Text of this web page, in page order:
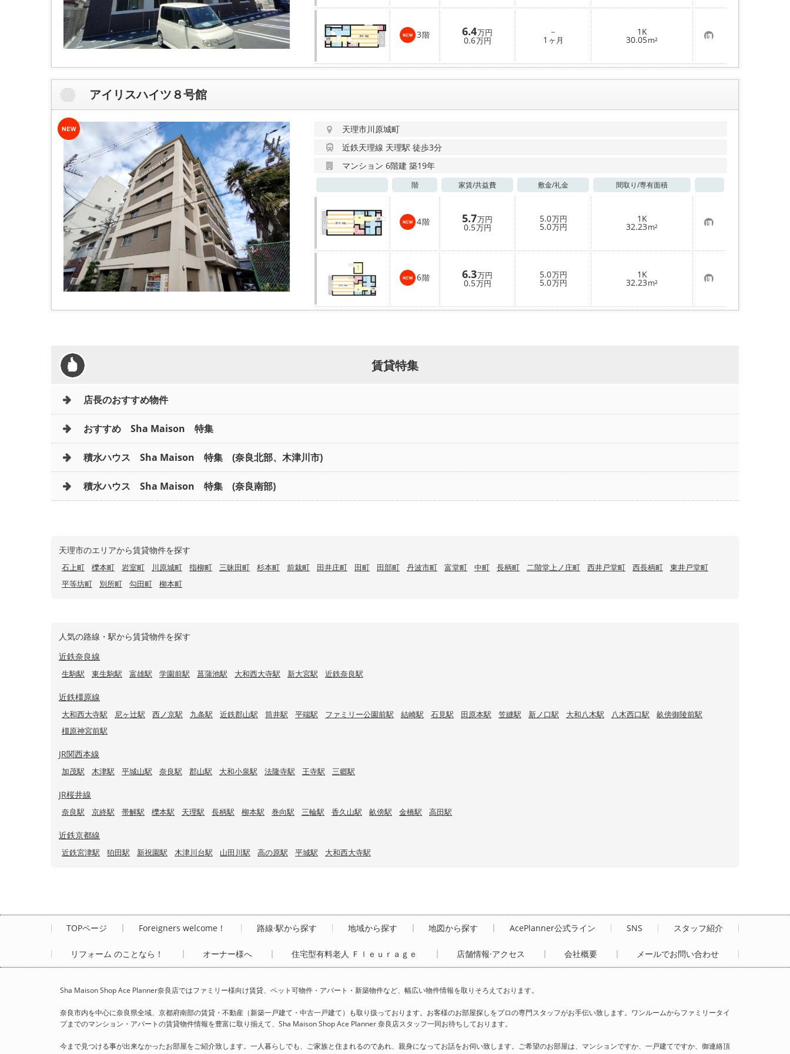
入
り
登
録
3階 6.4万円
0.6万円
－
1 ヶ月
1K
30.05m² お
気
に
入
登
アイリスハイツ８号館
天理市川原城町
近鉄天理線 天理駅 徒歩3分
マンション 6階建 築19年
階 家賃/共益費 敷金/礼金 間取り/専有面積
4階 5.7万円
0.5万円
5.0万円
5.0万円
1K
32.23m² お
気
に
入
り
登
録
6階 6.3万円
0.5万円
5.0万円
5.0万円
1K
32.23m² お
気
に
入
賃貸特集
店長のおすすめ物件
おすすめ Sha Maison 特集
積水ハウス Sha Maison 特集 (奈良北部、木津川市)
積水ハウス Sha Maison 特集 (奈良南部)
天理市のエリアから賃貸物件を探す
石上町 櫟本町 岩室町 川原城町 指柳町 三昧田町 杉本町 前栽町 田井庄町 田町 田部町 丹波市町 富堂町 中町 長柄町 二階堂上ノ庄町 西井戸堂町 西長柄町
東井戸堂町
平等坊町
別所町 勾田町 柳本町
人気の路線・駅から賃貸物件を探す
近鉄奈良線
生駒駅 東生駒駅 富雄駅 学園前駅 菖蒲池駅 大和西大寺駅 新大宮駅 近鉄奈良駅
近鉄橿原線
大和西大寺駅 尼ヶ辻駅 西ノ京駅 九条駅 近鉄郡山駅 筒井駅 平端駅 ファミリー公園前駅 結崎駅 石見駅 田原本駅 笠縫駅 新ノ口駅 大和八木駅 八木西口駅
畝傍御陵前駅
橿原神宮前駅
JR関西本線
加茂駅 木津駅 平城山駅 奈良駅 郡山駅 大和小泉駅 法隆寺駅 王寺駅 三郷駅
JR桜井線
奈良駅 京終駅 帯解駅 櫟本駅 天理駅 長柄駅 柳本駅 巻向駅 三輪駅 香久山駅 畝傍駅 金橋駅 高田駅
近鉄京都線
近鉄宮津駅 狛田駅 新祝園駅 木津川台駅 山田川駅 高の原駅 平城駅 大和西大寺駅
TOPページ Foreigners welcome！ 路線·駅から探す 地域から探す 地図から探す AcePlanner公式ライン SNS スタッフ紹介
リフォーム のことなら！ オーナー様へ 住宅型有料老人 Ｆｌｅｕｒａｇｅ 店舗情報·アクセス 会社概要 メールでお問い合わせ
Sha Maison Shop Ace Planner奈良店ではファミリー様向け賃貸、ペット可物件・アパート・新築物件など、幅広い物件情報を取りそろえております。
奈良市内を中心に奈良県全域、京都府南部の賃貸・不動産（新築一戸建て・中古一戸建て）も取り扱っております。お客様のお部屋探しをプロの専門スタッフがお手伝い致します。ワンルームからファミリータイ
プまでのマンション・アパートの賃貸物件情報を豊富に取り揃えて、Sha Maison Shop Ace Planner 奈良店スタッフ一同お待ちしております。
今まで見つける事が出来なかったお部屋をご紹介致します。一人暮らしでも、ご家族と住まれるのであれ、親身になってお話をお伺い致します。ご希望のお部屋は、マンションですか、一戸建てですか、御連絡頂